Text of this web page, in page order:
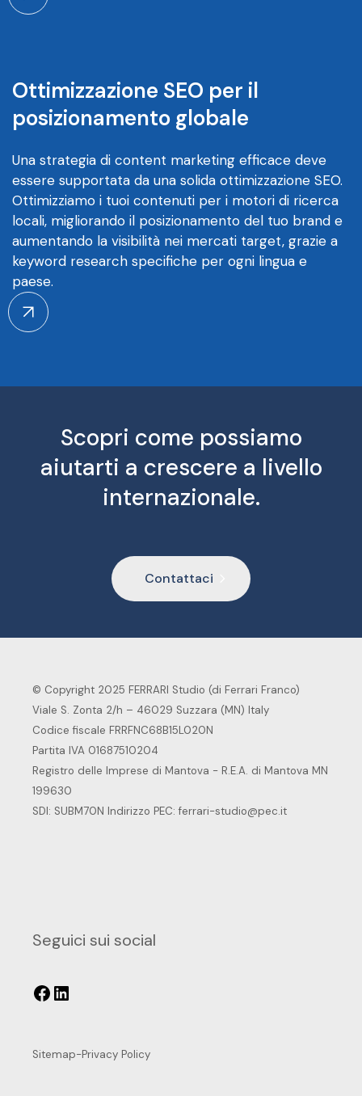
Ottimizzazione SEO per il
posizionamento globale
Una strategia di content marketing efficace deve
essere supportata da una solida ottimizzazione SEO.
Ottimizziamo i tuoi contenuti per i motori di ricerca
locali, migliorando il posizionamento del tuo brand e
aumentando la visibilità nei mercati target, grazie a
keyword research specifiche per ogni lingua e
paese.
Scopri come possiamo
aiutarti a crescere a livello
internazionale.
Contattaci
© Copyright 2025 FERRARI Studio (di Ferrari Franco)
Viale S. Zonta 2/h – 46029 Suzzara (MN) Italy
Codice fiscale FRRFNC68B15L020N
Partita IVA 01687510204
Registro delle Imprese di Mantova - R.E.A. di Mantova MN
199630
SDI: SUBM70N Indirizzo PEC:ferrari-studio@pec.it
Seguici sui social
Sitemap-Privacy Policy